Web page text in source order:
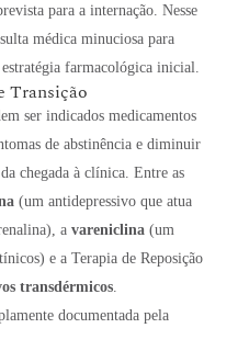
para a internação. Nesse
médica minuciosa para
farmacológica inicial.
Transição
ser indicados medicamentos
de abstinência e diminuir
chegada à clínica. Entre as
(um antidepressivo que atua
a vareniclina (um
e a Terapia de Reposição
transdérmicos
documentada pela